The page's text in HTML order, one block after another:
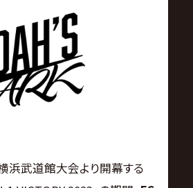
浜武道館大会より開幕する